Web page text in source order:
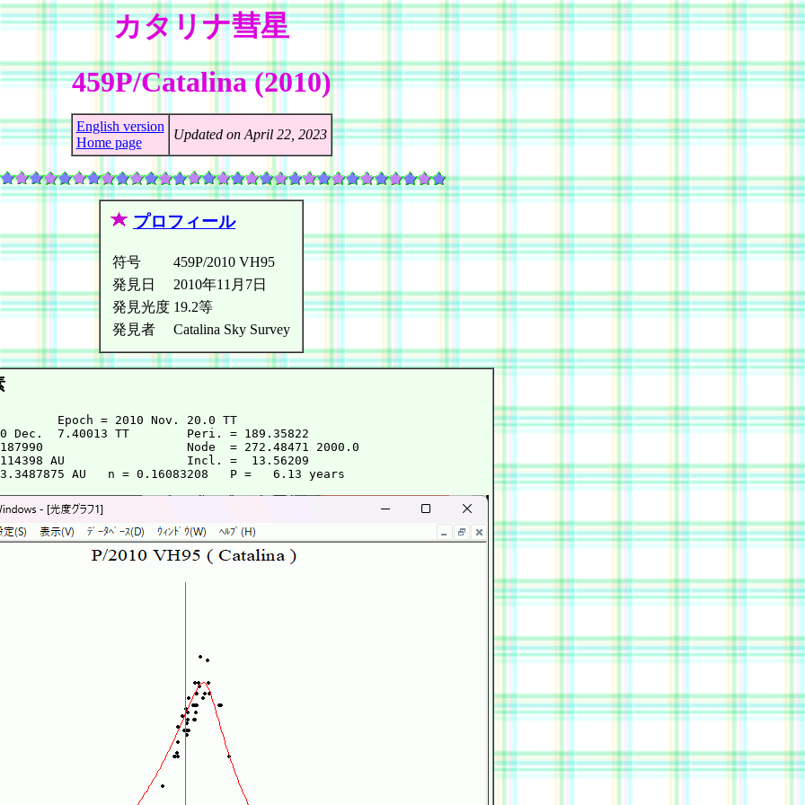
カタリナ彗星
459P/Catalina (2010)
English version
Home page
Updated on April 22, 2023
プロフィール
符号
459P/2010 VH95
発見日
2010年11月7日
発見光度 19.2等
発見者
Catalina Sky Survey
Epoch = 2010 Nov. 20.0 TT
Dec.  7.40013 TT        Peri. = 189.35822
Node  = 272.48471 2000.0
AU                 Incl. =  13.56209